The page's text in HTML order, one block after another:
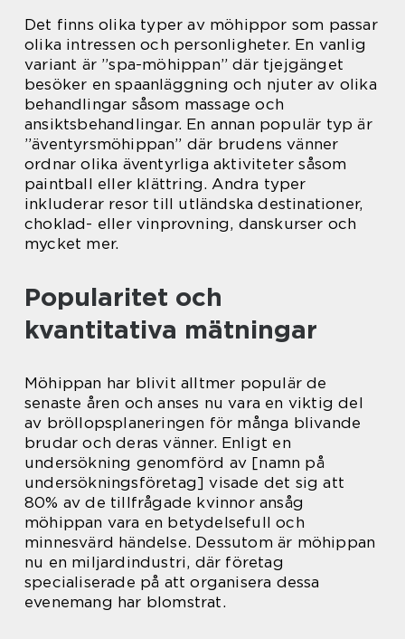
Det finns olika typer av möhippor som passar
olika intressen och personligheter. En vanlig
variant är ”spa-möhippan” där tjejgänget
besöker en spaanläggning och njuter av olika
behandlingar såsom massage och
ansiktsbehandlingar. En annan populär typ är
”äventyrsmöhippan” där brudens vänner
ordnar olika äventyrliga aktiviteter såsom
paintball eller klättring. Andra typer
inkluderar resor till utländska destinationer,
choklad- eller vinprovning, danskurser och
mycket mer.
Popularitet och
kvantitativa mätningar
Möhippan har blivit alltmer populär de
senaste åren och anses nu vara en viktig del
av bröllopsplaneringen för många blivande
brudar och deras vänner. Enligt en
undersökning genomförd av [namn på
undersökningsföretag] visade det sig att
80% av de tillfrågade kvinnor ansåg
möhippan vara en betydelsefull och
minnesvärd händelse. Dessutom är möhippan
nu en miljardindustri, där företag
specialiserade på att organisera dessa
evenemang har blomstrat.